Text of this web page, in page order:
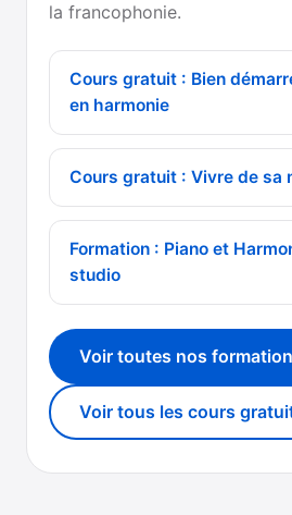
la francophonie.
Cours gratuit : Bien
en harmonie
Cours gratuit : Vivre de sa
Formation : Piano et
studio
Voir toutes nos
Voir tous les cours